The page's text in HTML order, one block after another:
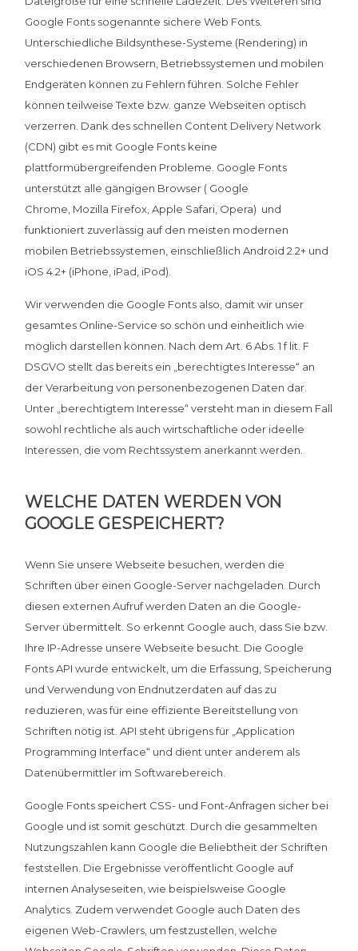
Google Fonts sogenannte sichere Web Fonts.
Unterschiedliche Bildsynthese-Systeme (Rendering) in
verschiedenen Browsern, Betriebssystemen und mobilen
Endgeräten können zu Fehlern führen. Solche Fehler
können teilweise Texte bzw. ganze Webseiten optisch
verzerren. Dank des schnellen Content Delivery Network
(CDN) gibt es mit Google Fonts keine
plattformübergreifenden Probleme. Google Fonts
unterstützt alle gängigen Browser ( Google
Chrome, Mozilla Firefox, Apple Safari, Opera) und
funktioniert zuverlässig auf den meisten modernen
mobilen Betriebssystemen, einschließlich Android 2.2+ und
iOS 4.2+ (iPhone, iPad, iPod).
Wir verwenden die Google Fonts also, damit wir unser
gesamtes Online-Service so schön und einheitlich wie
möglich darstellen können. Nach dem Art. 6 Abs. 1 f lit. F
DSGVO stellt das bereits ein „berechtigtes Interesse“ an
der Verarbeitung von personenbezogenen Daten dar.
Unter „berechtigtem Interesse“ versteht man in diesem Fall
sowohl rechtliche als auch wirtschaftliche oder ideelle
Interessen, die vom Rechtssystem anerkannt werden.
WELCHE DATEN WERDEN VON
GOOGLE GESPEICHERT?
Wenn Sie unsere Webseite besuchen, werden die
Schriften über einen Google-Server nachgeladen. Durch
diesen externen Aufruf werden Daten an die Google-
Server übermittelt. So erkennt Google auch, dass Sie bzw.
Ihre IP-Adresse unsere Webseite besucht. Die Google
Fonts API wurde entwickelt, um die Erfassung, Speicherung
und Verwendung von Endnutzerdaten auf das zu
reduzieren, was für eine effiziente Bereitstellung von
Schriften nötig ist. API steht übrigens für „Application
Programming Interface“ und dient unter anderem als
Datenübermittler im Softwarebereich.
Google Fonts speichert CSS- und Font-Anfragen sicher bei
Google und ist somit geschützt. Durch die gesammelten
Nutzungszahlen kann Google die Beliebtheit der Schriften
feststellen. Die Ergebnisse veröffentlicht Google auf
internen Analyseseiten, wie beispielsweise Google
Analytics. Zudem verwendet Google auch Daten des
eigenen Web-Crawlers, um festzustellen, welche